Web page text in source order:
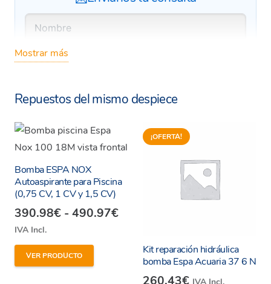
Mostrar más
Repuestos del mismo despiece
Bomba ESPA NOX
Autoaspirante para Piscina
(0,75 CV, 1 CV y 1,5 CV)
390.98€ -490.97€Rango
precios:
desde
390.98€
IVA Incl.
VER PRODUCTO
¡OFERTA!
Kit reparación hidráulica
bomba Espa Acuaria 37 6 N